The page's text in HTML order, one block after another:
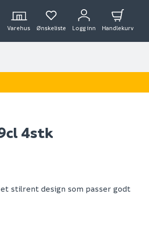
Varehus Ønskeliste Logg inn Handlekurv
4stk
stilrent design som passer godt